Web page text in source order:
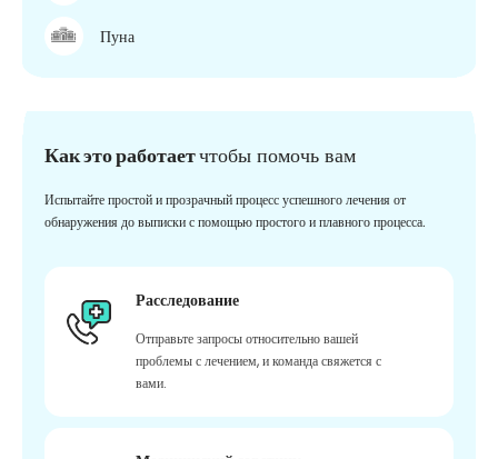
Пуна
Как это работаетчтобы помочь вам
Испытайте простой и прозрачный процесс успешного лечения от
обнаружения до выписки с помощью простого и плавного процесса.
Расследование
Отправьте запросы относительно вашей
проблемы с лечением, и команда свяжется с
вами.